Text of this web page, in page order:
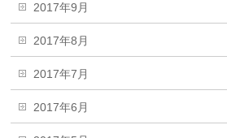
2017年9月
2017年8月
2017年7月
2017年6月